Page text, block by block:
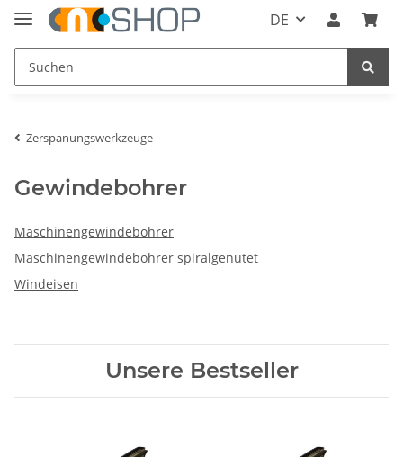
DE
Zerspanungswerkzeuge
Gewindebohrer
Maschinengewindebohrer
Maschinengewindebohrer spiralgenutet
Windeisen
Unsere Bestseller